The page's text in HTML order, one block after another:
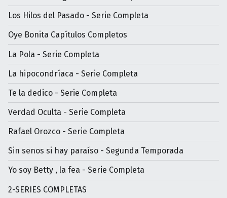
Los Hilos del Pasado - Serie Completa
Oye Bonita Capítulos Completos
La Pola - Serie Completa
La hipocondríaca - Serie Completa
Te la dedico - Serie Completa
Verdad Oculta - Serie Completa
Rafael Orozco - Serie Completa
Sin senos si hay paraíso - Segunda Temporada
Yo soy Betty , la fea - Serie Completa
2-SERIES COMPLETAS